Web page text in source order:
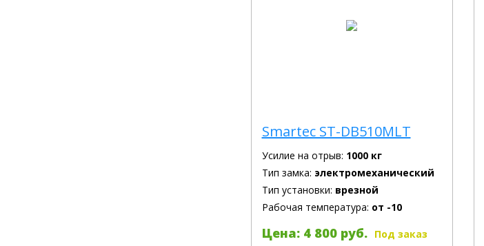
Smartec ST-DB510MLT
Усилие на отрыв: 1000 кг
Тип замка: электромеханический
Тип установки: врезной
Рабочая температура: от -10
Цена: 4 800 руб. Под заказ